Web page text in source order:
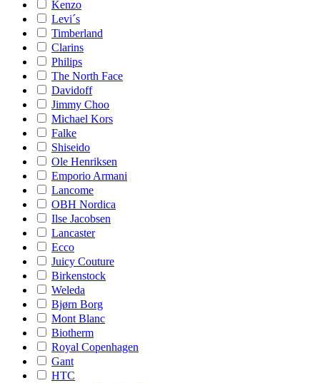
Kenzo
Levi´s
Timberland
Clarins
Philips
The North Face
Davidoff
Jimmy Choo
Michael Kors
Falke
Shiseido
Ole Henriksen
Emporio Armani
Lancome
OBH Nordica
Ilse Jacobsen
Lancaster
Ecco
Juicy Couture
Birkenstock
Weleda
Bjørn Borg
Mont Blanc
Biotherm
Royal Copenhagen
Gant
HTC